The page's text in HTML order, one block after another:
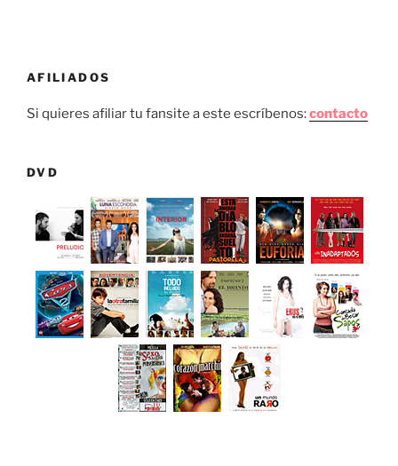
AFILIADOS
Si quieres afiliar tu fansite a este escríbenos:contacto
DVD